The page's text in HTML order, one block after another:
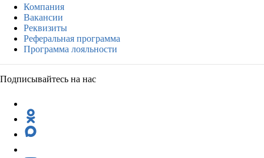
Компания
Вакансии
Реквизиты
Реферальная программа
Программа лояльности
Подписывайтесь на нас